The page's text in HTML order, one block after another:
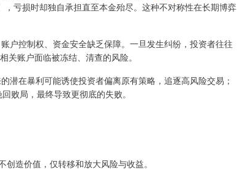
亏损时却独自承担直至本金殆尽。这种不对称性在长期博弈
户控制权、资金安全缺乏保障。一旦发生纠纷，投资者往往
关账户面临被冻结、清查的风险。
潜在暴利可能诱使投资者偏离原有策略，追逐高风险交易；
败局，最终导致更彻底的失败。
造价值，仅转移和放大风险与收益。